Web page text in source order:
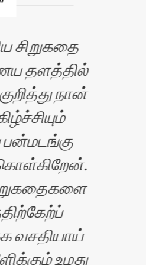
சிறுகதை
தளத்தில்
நான்
வசதியாய்
உமது